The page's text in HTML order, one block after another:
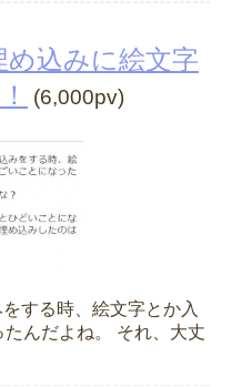
め込みに絵文字
(6,000pv)
する時、絵文字とか入
んだよね。 それ、大丈